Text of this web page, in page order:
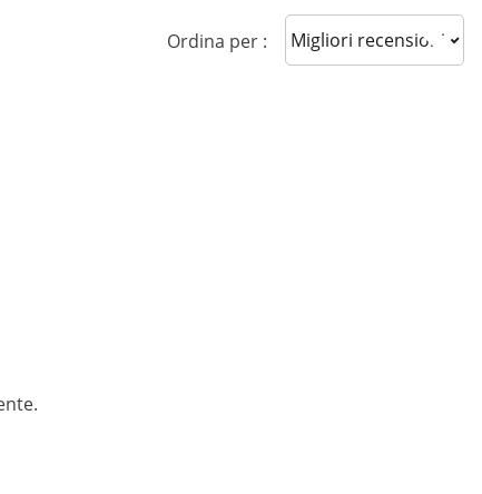
Ordina per : Sort reviews